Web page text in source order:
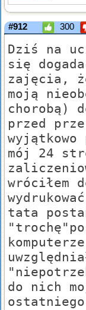
#912 300
Dziś na
się
zajęcia,
moją
chorobą)
przed
mój 24
wróciłem
tata
do nich
ostatniego